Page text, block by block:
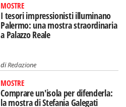
MOSTRE
I tesori impressionisti illuminano
Palermo: una mostra straordinaria
a Palazzo Reale
diRedazione
MOSTRE
Comprare un'isola per difenderla:
la mostra di Stefania Galegati